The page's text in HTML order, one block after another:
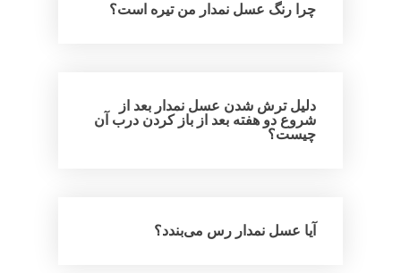
چرا رنگ عسل نمدار من تیره است؟
دلیل ترش شدن عسل نمدار بعد از
شروع دو هفته بعد از باز کردن درب آن
چیست؟
آیا عسل نمدار رس می‌بندد؟